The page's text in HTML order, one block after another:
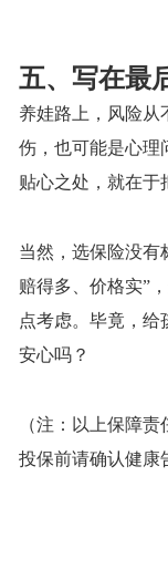
五、写在最
养娃路上，风险从
伤， 也可能是心理
贴心之处，就在于
当然，选保险没有
赔得多、价格实”
点考虑。毕竟，给
安心吗？
（注：以上保障
投保前请确认健康